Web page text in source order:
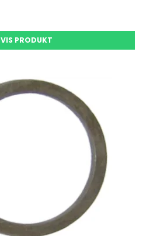
VIS PRODUKT